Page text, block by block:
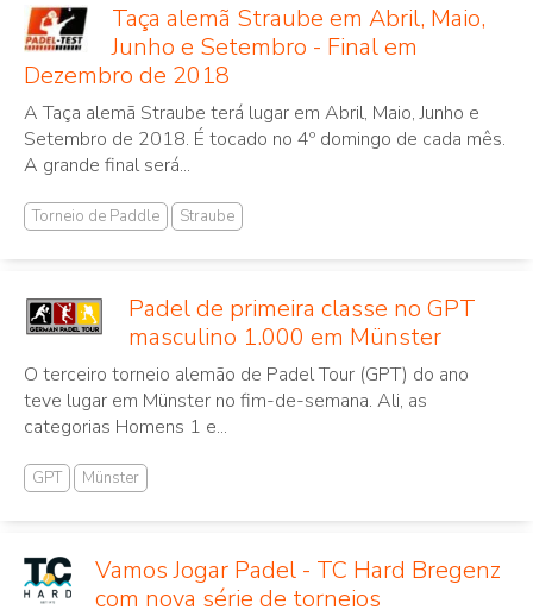
Taça alemã Straube em Abril, Maio,
Junho e Setembro - Final em
Dezembro de 2018
A Taça alemã Straube terá lugar em Abril, Maio, Junho e
Setembro de 2018. É tocado no 4º domingo de cada mês.
A grande final será...
Torneio de Paddle Straube
Padel de primeira classe no GPT
masculino 1.000 em Münster
O terceiro torneio alemão de Padel Tour (GPT) do ano
teve lugar em Münster no fim-de-semana. Ali, as
categorias Homens 1 e...
GPT Münster
Vamos Jogar Padel - TC Hard Bregenz
com nova série de torneios